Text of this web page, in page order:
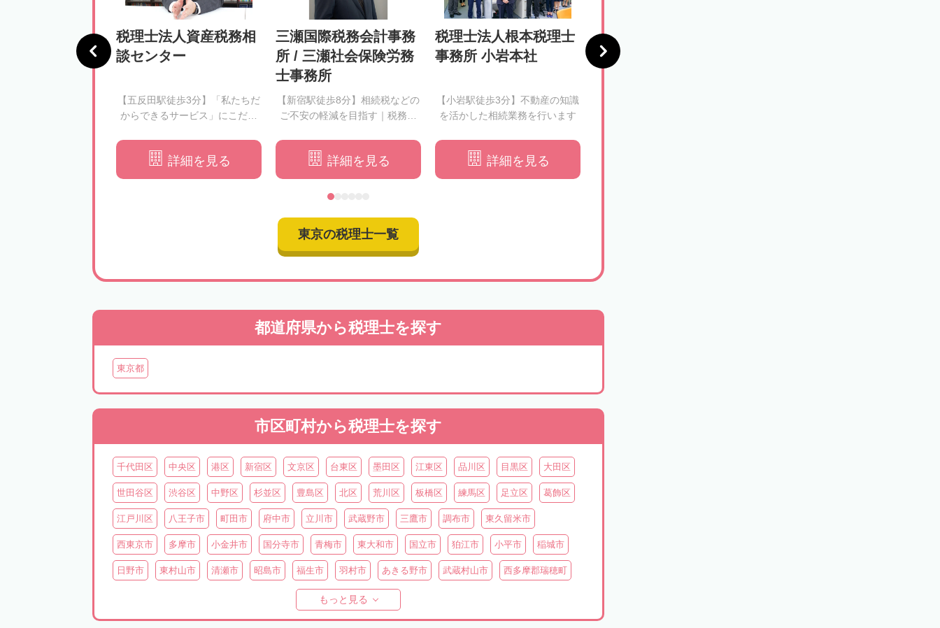
人チェスター
税理士法人資産税務相
談センター
【五反田駅徒歩3分】「私たちだ
からできるサービス」にこだわ
詳細を見る
三瀬国際税務会計事務
所 / 三瀬社会保険労務
士事務所
【新宿駅徒歩8分】相続税などの
ご不安の軽減を目指す｜税務メ
詳細を見る
税理士法人根本税理士
事務所 小岩本社
【小岩駅徒歩3分】不動産の知識
を活かした相続業務を行います
詳細を見る
山嵜美樹税理士事務所
東京の税理士一覧
都道府県から税理士を探す
東京都
市区町村から税理士を探す
千代田区 中央区 港区 新宿区 文京区 台東区 墨田区 江東区 品川区 目黒区 大田区
世田谷区 渋谷区 中野区 杉並区 豊島区 北区 荒川区 板橋区 練馬区 足立区 葛飾区
江戸川区 八王子市 町田市 府中市 立川市 武蔵野市 三鷹市 調布市 東久留米市
西東京市 多摩市 小金井市 国分寺市 青梅市 東大和市 国立市 狛江市 小平市 稲城市
日野市 東村山市 清瀬市 昭島市 福生市 羽村市 あきる野市 武蔵村山市 西多摩郡瑞穂町
西多摩郡檜原村 伊豆大島
三宅島 御蔵島 八丈島 青ヶ島 小笠原村
もっと見る